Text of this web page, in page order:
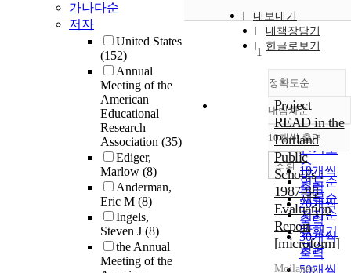
가나다순
저자
United States
(152)
Annual
Meeting of the
American
Educational
Research
Association (35)
Ediger,
Marlow (8)
Anderman,
Eric M (8)
Ingels,
Steven J (8)
the Annual
Meeting of the
내보내기
내책장담기
한글로보기
정확도순
정확도
순
인기도
순
연도순
제목순
저자순
발행기
관순
내림차순
내림차순
10개씩 출력
10개씩
출력
20개씩
출력
30개씩
출력
50개씩
조회
1
Project
READ in the
Portland
Public
Schools :
1987-88
Evaluation
Report
[microform]
Moilanen,